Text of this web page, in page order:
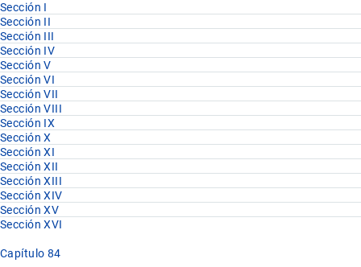
Sección I
Sección II
Sección III
Sección IV
Sección V
Sección VI
Sección VII
Sección VIII
Sección IX
Sección X
Sección XI
Sección XII
Sección XIII
Sección XIV
Sección XV
Sección XVI
Capítulo 84